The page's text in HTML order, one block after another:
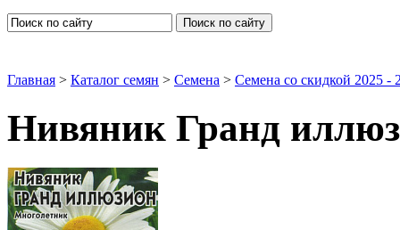
Поиск по сайту
Главная > Каталог семян > Семена > Семена со скидкой 2025 -
Нивяник Гранд
Семена цветов